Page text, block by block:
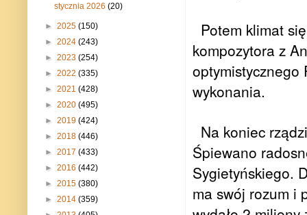
Potem klimat
kompozytora z
optymistycznego
wykonania.
Na koniec
Śpiewano
Sygietyńskiego.
ma swój rozum i
stycznia 2026(20)
► 2025 (150)
► 2024 (243)
► 2023 (254)
► 2022 (335)
► 2021 (428)
► 2020 (495)
► 2019 (424)
► 2018 (446)
► 2017 (433)
► 2016 (442)
► 2015 (380)
► 2014 (359)